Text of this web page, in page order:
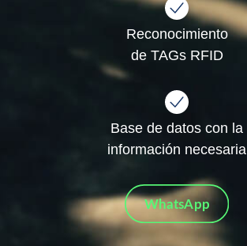
Reconocimiento
de TAGs RFID
Base de datos con la
​información necesaria